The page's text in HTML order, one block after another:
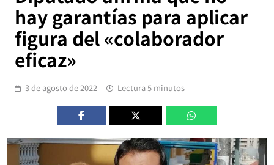
hay garantías para aplicar
figura del «colaborador
eficaz»
3 de agosto de 2022 Lectura 5 minutos